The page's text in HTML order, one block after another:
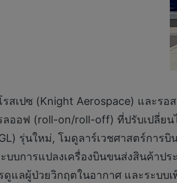
สเปซ (Knight Aerospace) และรอ
ออฟ (roll-on/roll-off) ที่ปรับเปลี่ยน
รุ่นใหม่, โมดูลาร์เวชศาสตร์กา
ะบบการแปลงเครื่องบินขนส่งสินค้า
ดูแลผู้ป่วยวิกฤตในอากาศ และระบบ